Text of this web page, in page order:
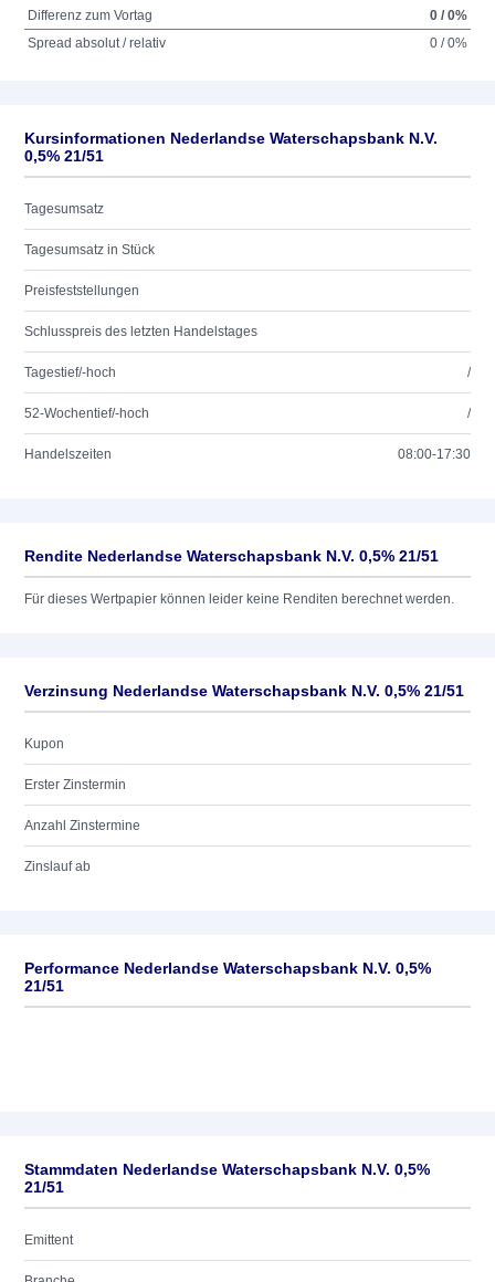
Differenz zum Vortag
0 / 0%
Spread absolut / relativ
0 / 0%
Kursinformationen Nederlandse Waterschapsbank N.V.
0,5% 21/51
Tagesumsatz
Tagesumsatz in Stück
Preisfeststellungen
Schlusspreis des letzten Handelstages
Tagestief/-hoch /
52-Wochentief/-hoch /
Handelszeiten 08:00-17:30
Rendite Nederlandse Waterschapsbank N.V. 0,5% 21/51
Für dieses Wertpapier können leider keine Renditen berechnet werden.
Verzinsung Nederlandse Waterschapsbank N.V. 0,5% 21/51
Kupon
Erster Zinstermin
Anzahl Zinstermine
Zinslauf ab
Performance Nederlandse Waterschapsbank N.V. 0,5%
21/51
Stammdaten Nederlandse Waterschapsbank N.V. 0,5%
21/51
Emittent